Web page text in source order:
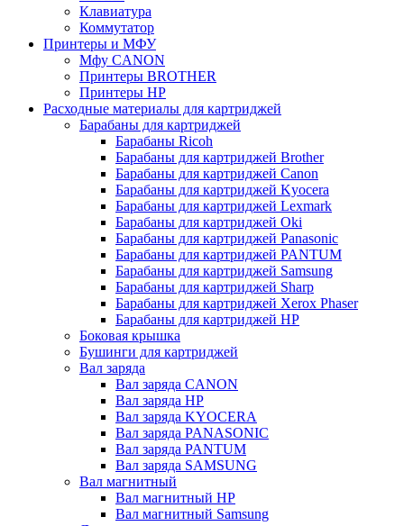
Клавиатура
Коммутатор
Принтеры и МФУ
Мфу CANON
Принтеры BROTHER
Принтеры HP
Расходные материалы для картриджей
Барабаны для картриджей
Барабаны Ricoh
Барабаны для картриджей Brother
Барабаны для картриджей Canon
Барабаны для картриджей Kyocera
Барабаны для картриджей Lexmark
Барабаны для картриджей Oki
Барабаны для картриджей Panasonic
Барабаны для картриджей PANTUM
Барабаны для картриджей Samsung
Барабаны для картриджей Sharp
Барабаны для картриджей Xerox Phaser
Барабаны для картриджей НР
Боковая крышка
Бушинги для картриджей
Вал заряда
Вал заряда CANON
Вал заряда HP
Вал заряда KYOCERA
Вал заряда PANASONIC
Вал заряда PANTUM
Вал заряда SAMSUNG
Вал магнитный
Вал магнитный HP
Вал магнитный Samsung